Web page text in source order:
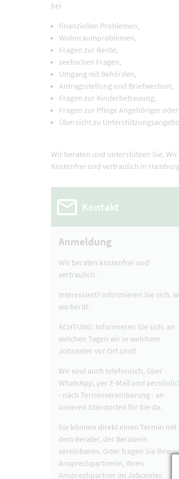
bei
finanziellen Problemen,
Wohnraumproblemen,
Fragen zur Rente,
seelischen Fragen,
Umgang mit Behörden,
Antragsstellung und Briefwechsel,
Fragen zur Kinderbetreuung,
Fragen zur Pflege Angehöriger
Übersicht zu
Wir beraten und unterstützen Sie.
Kostenfrei und vertraulich in
Kontakt
Anmeldung
Wir beraten kostenfrei und
vertraulich.
Interessiert? Informieren Sie sich,
wo berät.
ACHTUNG: Informieren Sie sich, an
welchen Tagen wir in welchem
Jobcenter vor Ort sind!
Wir sind auch telefonisch, über
WhatsApp, per E-Mail und
- nach Terminvereinbarung - an
unseren Standorten für Sie da.
Sie können direkt einen Termin mit
dem Berater, der Beraterin
vereinbaren. Oder fragen Sie Ihre
Ansprechpartnerin, Ihren
Ansprechpartner im Jobcenter.